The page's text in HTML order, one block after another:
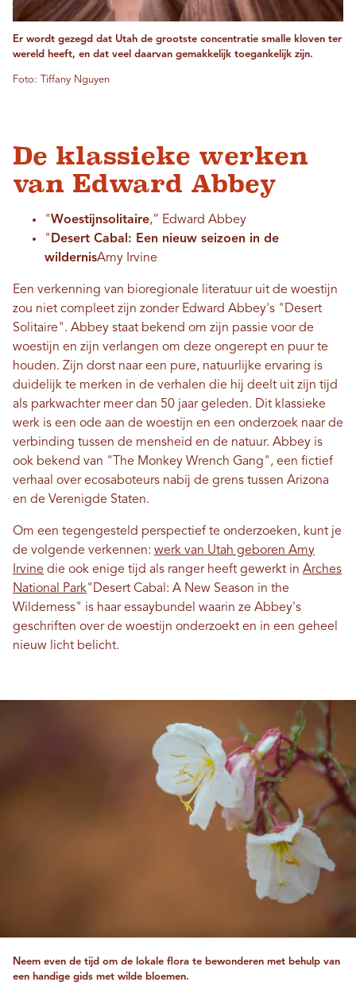
Er wordt gezegd dat Utah de grootste concentratie smalle kloven ter
wereld heeft, en dat veel daarvan gemakkelijk toegankelijk zijn.
Foto: Tiffany Nguyen
De klassieke werken
van Edward Abbey
"Woestijnsolitaire,” Edward Abbey
" Desert Cabal: Een nieuw seizoen in de
wildernisAmy Irvine
Een verkenning van bioregionale literatuur uit de woestijn
zou niet compleet zijn zonder Edward Abbey's "Desert
Solitaire". Abbey staat bekend om zijn passie voor de
woestijn en zijn verlangen om deze ongerept en puur te
houden. Zijn dorst naar een pure, natuurlijke ervaring is
duidelijk te merken in de verhalen die hij deelt uit zijn tijd
als parkwachter meer dan 50 jaar geleden. Dit klassieke
werk is een ode aan de woestijn en een onderzoek naar de
verbinding tussen de mensheid en de natuur. Abbey is
ook bekend van "The Monkey Wrench Gang", een fictief
verhaal over ecosaboteurs nabij de grens tussen Arizona
en de Verenigde Staten.
Om een ​​tegengesteld perspectief te onderzoeken, kunt je
de volgende verkennen: werk van Utah geboren Amy
Irvine die ook enige tijd als ranger heeft gewerkt in Arches
National Park"Desert Cabal: A New Season in the
Wilderness" is haar essaybundel waarin ze Abbey's
geschriften over de woestijn onderzoekt en in een geheel
nieuw licht belicht.
Neem even de tijd om de lokale flora te bewonderen met behulp van
een handige gids met wilde bloemen.